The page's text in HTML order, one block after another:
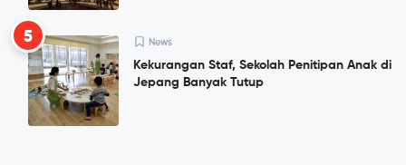
5 News
Kekurangan Staf, Sekolah Penitipan Anak di
Jepang Banyak Tutup